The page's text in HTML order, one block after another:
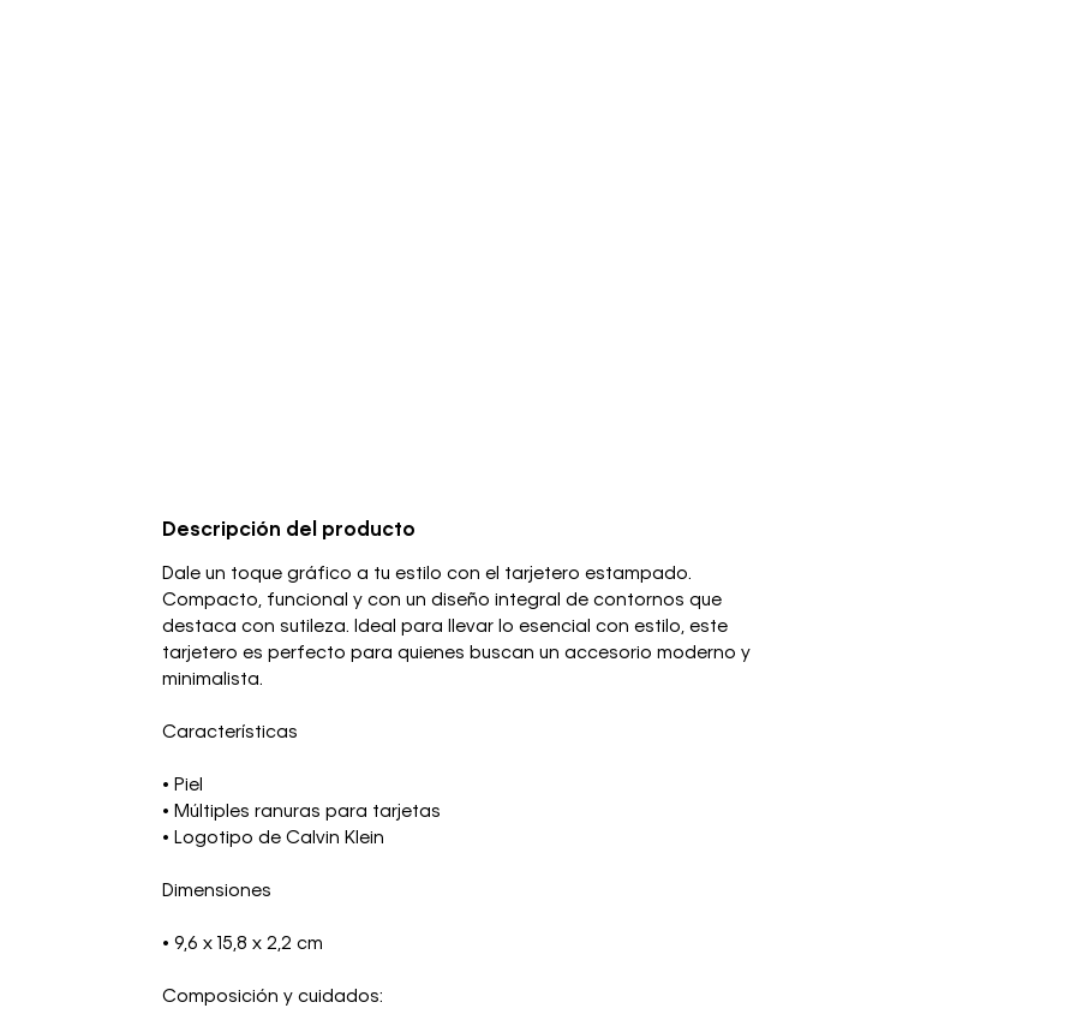
Descripción del producto
Dale un toque gráfico a tu estilo con el tarjetero estampado.
Compacto, funcional y con un diseño integral de contornos que
destaca con sutileza. Ideal para llevar lo esencial con estilo, este
tarjetero es perfecto para quienes buscan un accesorio moderno y
minimalista.
Características
• Piel
• Múltiples ranuras para tarjetas
• Logotipo de Calvin Klein
Dimensiones
• 9,6 x 15,8 x 2,2 cm
Composición y cuidados: